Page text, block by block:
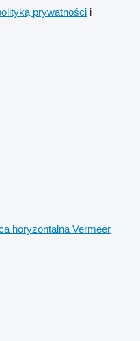
prywatności i
horyzontalna Vermeer